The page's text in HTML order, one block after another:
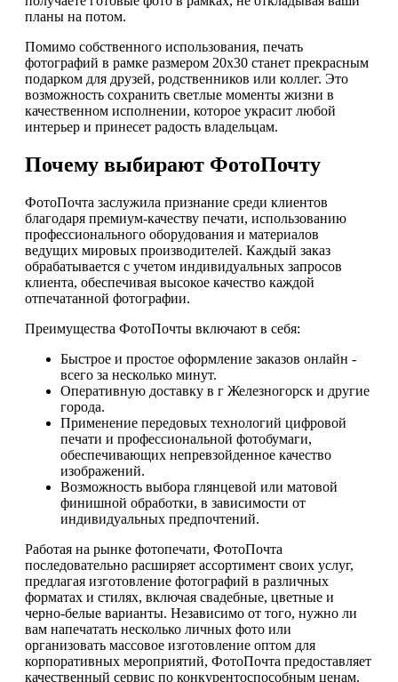
планы на потом.
Помимо собственного использования, печать
фотографий в рамке размером 20x30 станет прекрасным
подарком для друзей, родственников или коллег. Это
возможность сохранить светлые моменты жизни в
качественном исполнении, которое украсит любой
интерьер и принесет радость владельцам.
Почему выбирают ФотоПочту
ФотоПочта заслужила признание среди клиентов
благодаря премиум-качеству печати, использованию
профессионального оборудования и материалов
ведущих мировых производителей. Каждый заказ
обрабатывается с учетом индивидуальных запросов
клиента, обеспечивая высокое качество каждой
отпечатанной фотографии.
Преимущества ФотоПочты включают в себя:
Быстрое и простое оформление заказов онлайн -
всего за несколько минут.
Оперативную доставку в г Железногорск и другие
города.
Применение передовых технологий цифровой
печати и профессиональной фотобумаги,
обеспечивающих непревзойденное качество
изображений.
Возможность выбора глянцевой или матовой
финишной обработки, в зависимости от
индивидуальных предпочтений.
Работая на рынке фотопечати, ФотоПочта
последовательно расширяет ассортимент своих услуг,
предлагая изготовление фотографий в различных
форматах и стилях, включая свадебные, цветные и
черно-белые варианты. Независимо от того, нужно ли
вам напечатать несколько личных фото или
организовать массовое изготовление оптом для
корпоративных мероприятий, ФотоПочта предоставляет
качественный сервис по конкурентоспособным ценам.